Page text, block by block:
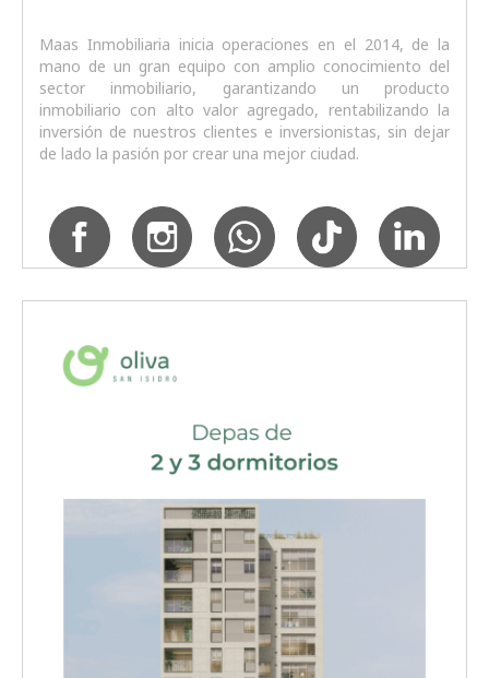
Maas Inmobiliaria inicia operaciones en el 2014, de la
mano de un gran equipo con amplio conocimiento del
sector inmobiliario, garantizando un producto
inmobiliario con alto valor agregado, rentabilizando la
inversión de nuestros clientes e inversionistas, sin dejar
de lado la pasión por crear una mejor ciudad.